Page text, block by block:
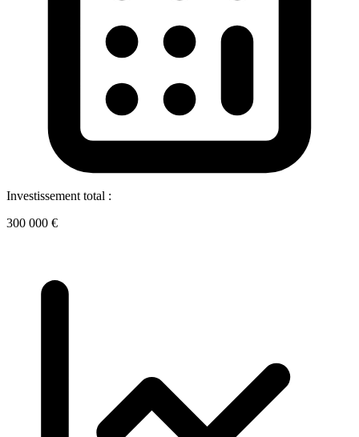
Investissement total :
300 000 €